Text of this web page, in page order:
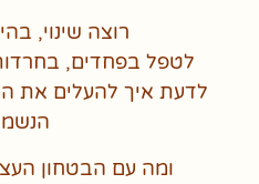
רוצה שינוי,
לטפל בפחדים,
לדעת איך להעלים את
ומה עם הבטחון